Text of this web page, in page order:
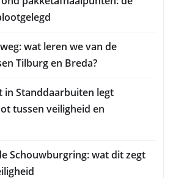
wat leren we van de
Tilburg en Breda?
in Standdaarbuiten legt
tussen veiligheid en
Schouwburgring: wat dit zegt